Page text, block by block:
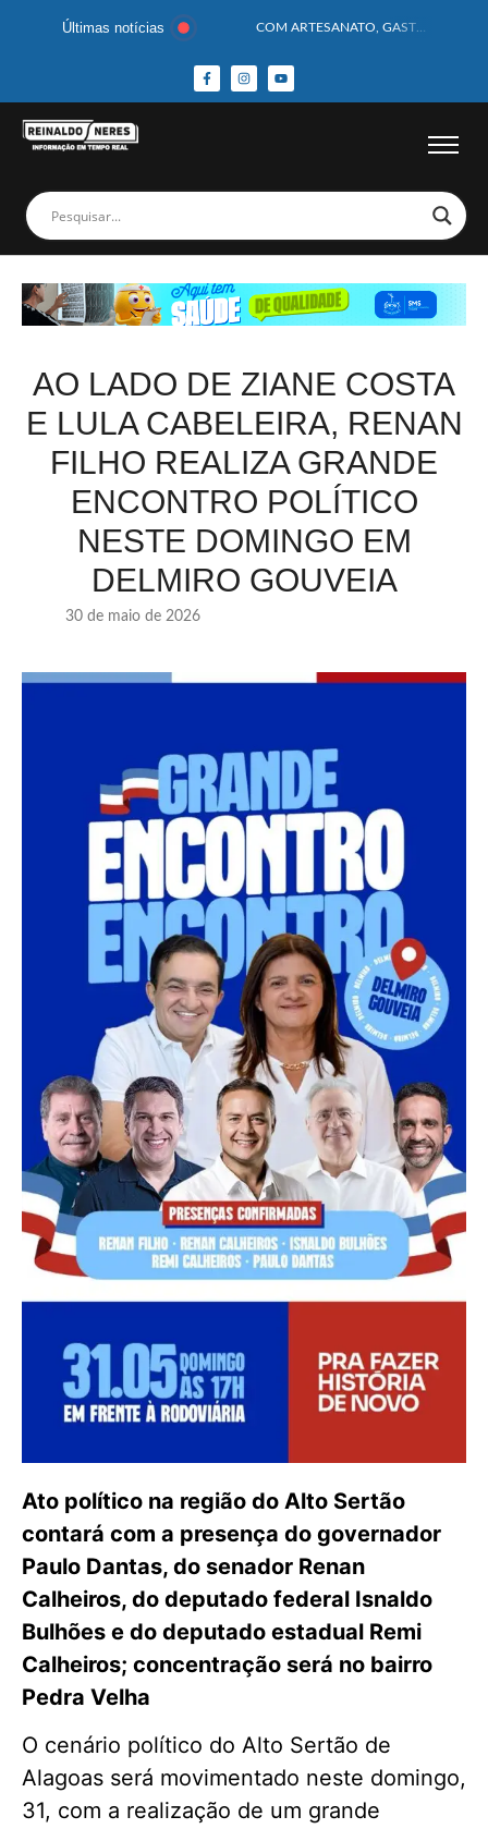
Últimas notícias
HOMEM CAI DE CACHOEIRA DE 40 METROS AO TENTAR FAZER FOTO
CORPOS DAS SEIS VÍTIMAS DE ACIDENTE COM LANCHA SÃO VELADOS; SAIBA COMO FOI
AO LADO DE ZIANE COSTA
E LULA CABELEIRA, RENAN
FILHO REALIZA GRANDE
ENCONTRO POLÍTICO
NESTE DOMINGO EM
DELMIRO GOUVEIA
30 de maio de 2026
Ato político na região do Alto Sertão
contará com a presença do governador
Paulo Dantas, do senador Renan
Calheiros, do deputado federal Isnaldo
Bulhões e do deputado estadual Remi
Calheiros; concentração será no bairro
Pedra Velha
O cenário político do Alto Sertão de
Alagoas será movimentado neste domingo,
31, com a realização de um grande